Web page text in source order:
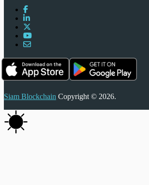
Siam Blockchain Copyright © 2026.